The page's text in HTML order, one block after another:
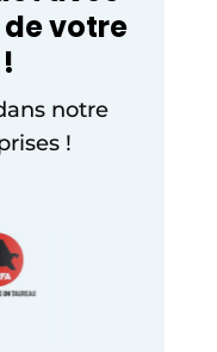
votre
notre
!